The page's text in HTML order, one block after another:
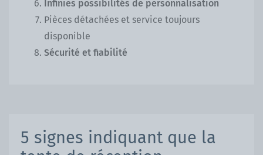
Infinies possibilités de personnalisation
Pièces détachées et service toujours
disponible
Sécurité et fiabilité
5 signes indiquant que la